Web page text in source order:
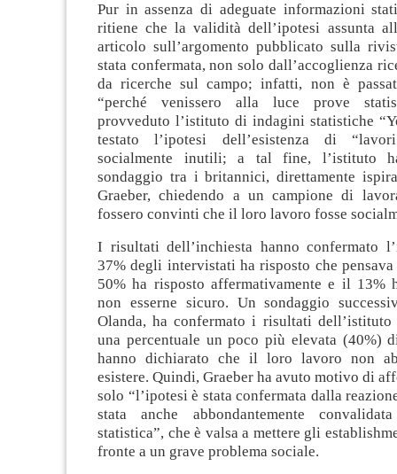
Pur in assenza di adeguate informazioni
ritiene che la validità dell’ipotesi assunta
articolo sull’argomento pubblicato sulla
stata confermata, non solo dall’accoglienza
da ricerche sul campo; infatti, non è
“perché venissero alla luce prove
provveduto l’istituto di indagini statistiche
testato l’ipotesi dell’esistenza di
socialmente inutili; a tal fine, l’istituto
sondaggio tra i britannici, direttamente
Graeber, chiedendo a un campione di
fossero convinti che il loro lavoro fosse
I risultati dell’inchiesta hanno confermato
37% degli intervistati ha risposto che
50% ha risposto affermativamente e il 13%
non esserne sicuro. Un sondaggio
Olanda, ha confermato i risultati dell’istituto
una percentuale un poco più elevata (40%)
hanno dichiarato che il loro lavoro non
esistere. Quindi, Graeber ha avuto motivo di
solo “l’ipotesi è stata confermata dalla
stata anche abbondantemente
statistica”, che è valsa a mettere gli
fronte a un grave problema sociale.